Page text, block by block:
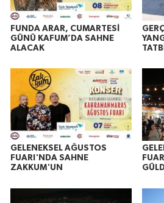
FUNDA ARAR, CUMARTESİ
GÜNÜ KAFUM’DA SAHNE
ALACAK
GELENEKSEL AĞUSTOS
FUARI'NDA SAHNE
ZAKKUM'UN